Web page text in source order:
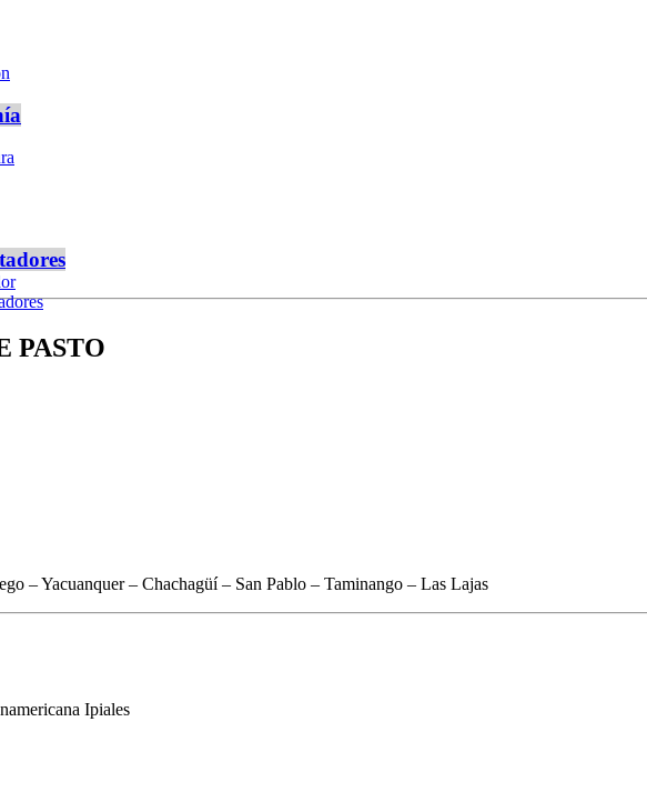
PASTO
– Yacuanquer – Chachagüí – San Pablo – Taminango – Las Lajas
Ipiales